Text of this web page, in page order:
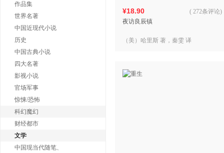
作品集
世界名著
中国近现代小说
历史
中国古典小说
四大名著
影视小说
官场军事
惊悚/恐怖
科幻魔幻
财经都市
文学
中国现当代随笔、
¥18.90
夜访良辰镇
( 272条评论)
（美）哈里斯 著，秦雯 译